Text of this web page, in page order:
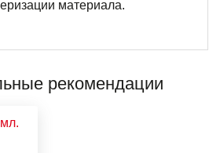
материала.
рекомендации